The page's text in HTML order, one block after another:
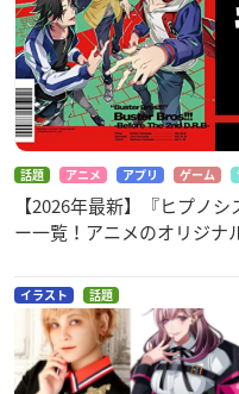
話題 アニメ アプリ ゲーム
【2026年最新】『ヒプノ
ー一覧！アニメのオリジ
イラスト 話題